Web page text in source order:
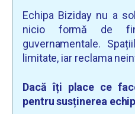
Echipa Biziday nu a
nicio formă de
guvernamentale.
limitate, iar reclama
Dacă îți place ce
pentru susținerea